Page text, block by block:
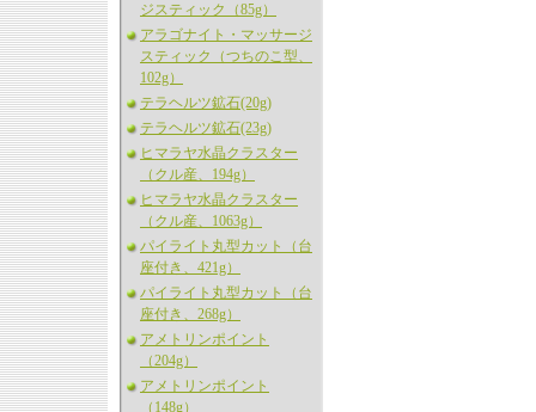
ジスティック（85g）
アラゴナイト・マッサージ
スティック（つちのこ型、
102g）
テラヘルツ鉱石(20g)
テラヘルツ鉱石(23g)
ヒマラヤ水晶クラスター
（クル産、194g）
ヒマラヤ水晶クラスター
（クル産、1063g）
パイライト丸型カット（台
座付き、421g）
パイライト丸型カット（台
座付き、268g）
アメトリンポイント
（204g）
アメトリンポイント
（148g）